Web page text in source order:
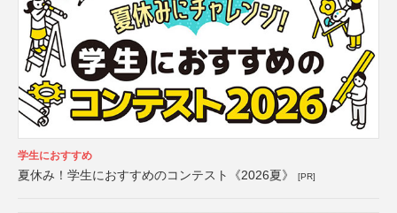
学生におすすめ
夏休み！学生におすすめのコンテスト《2026夏》 [PR]